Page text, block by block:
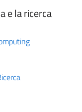
e la ricerca